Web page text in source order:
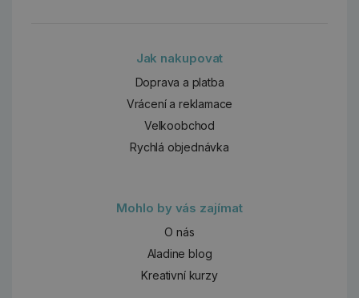
Jak nakupovat
Doprava a platba
Vrácení a reklamace
Velkoobchod
Rychlá objednávka
Mohlo by vás zajímat
O nás
Aladine blog
Kreativní kurzy